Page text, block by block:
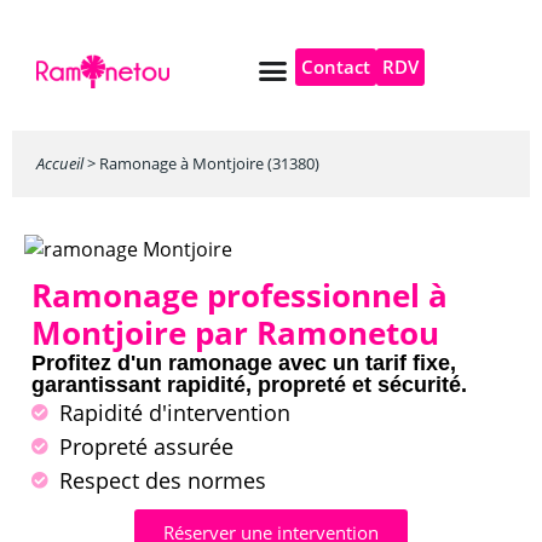
Contact RDV
Accueil> Ramonage à Montjoire (31380)
Ramonage professionnel à
Montjoire par Ramonetou
Profitez d'un ramonage avec un tarif fixe,
garantissant rapidité, propreté et sécurité.
Rapidité d'intervention
Propreté assurée
Respect des normes
Réserver une intervention